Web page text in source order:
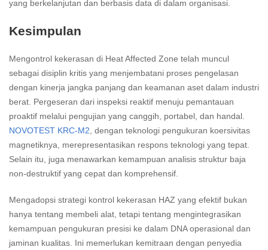
yang berkelanjutan dan berbasis data di dalam organisasi.
Kesimpulan
Mengontrol kekerasan di Heat Affected Zone telah muncul
sebagai disiplin kritis yang menjembatani proses pengelasan
dengan kinerja jangka panjang dan keamanan aset dalam industri
berat. Pergeseran dari inspeksi reaktif menuju pemantauan
proaktif melalui pengujian yang canggih, portabel, dan handal.
NOVOTEST KRC-M2 , dengan teknologi pengukuran koersivitas
magnetiknya, merepresentasikan respons teknologi yang tepat.
Selain itu, juga menawarkan kemampuan analisis struktur baja
non-destruktif yang cepat dan komprehensif.
Mengadopsi strategi kontrol kekerasan HAZ yang efektif bukan
hanya tentang membeli alat, tetapi tentang mengintegrasikan
kemampuan pengukuran presisi ke dalam DNA operasional dan
jaminan kualitas. Ini memerlukan kemitraan dengan penyedia